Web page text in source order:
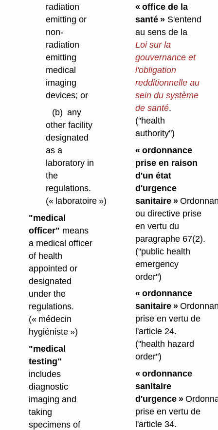
radiation
emitting or
non-
radiation
emitting
medical
imaging
devices; or
(b) any
other facility
designated
as a
laboratory in
the
regulations.
(« laboratoire »)
"medical
officer" means
a medical officer
of health
appointed or
designated
under the
regulations.
(« médecin
hygiéniste »)
"medical
testing"
includes
diagnostic
imaging and
taking
specimens of
« office de la
santé »S'entend
au sens de la
Loi sur la
gouvernance et
l'obligation
redditionnelle au
sein du système
de santé.
("health
authority")
« ordonnance
prise en raison
d'un état
d'urgence
sanitaire »
ou directive prise
en vertu du
paragraphe 67(2).
("public health
emergency
order")
« ordonnance
sanitaire »
prise en vertu de
l'article 24.
("health hazard
order")
« ordonnance
sanitaire
d'urgence »
prise en vertu de
l'article 34.